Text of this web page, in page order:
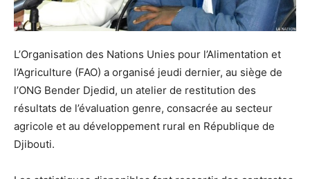
L’Organisation des Nations Unies pour l’Alimentation et
l’Agriculture (FAO) a organisé jeudi dernier, au siège de
l’ONG Bender Djedid, un atelier de restitution des
résultats de l’évaluation genre, consacrée au secteur
agricole et au développement rural en République de
Djibouti.